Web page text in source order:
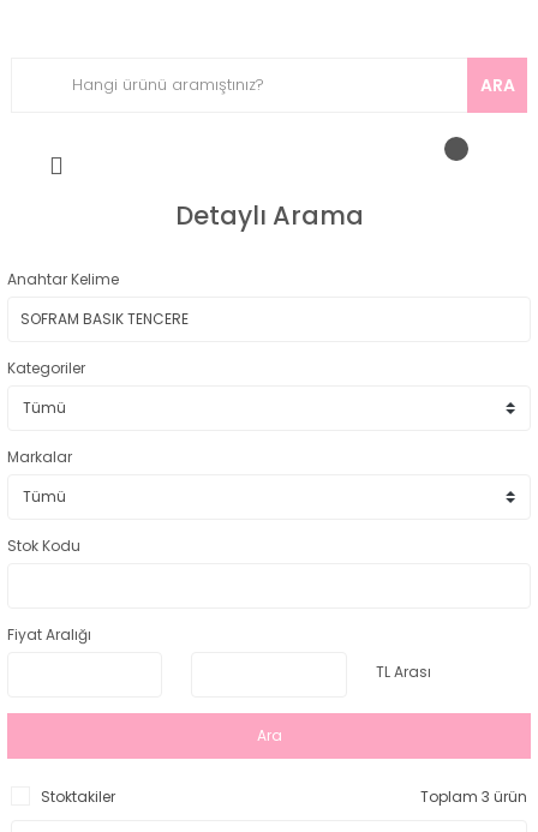
ARA
Detaylı Arama
Anahtar Kelime
Kategoriler
Markalar
Stok Kodu
Fiyat Aralığı
TL Arası
Ara
Stoktakiler Toplam 3 ürün